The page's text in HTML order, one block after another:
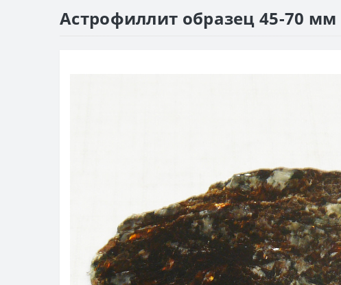
Астрофиллит образец 45-70 мм